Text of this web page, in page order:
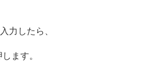
力したら、
ます。